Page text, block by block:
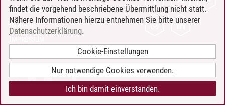
LEUPHANA ALS ARBEITGEBER
INTRANET
BARRIEREFREIHEIT
COOKIE-EINSTELLUNGEN
findet die vorgehend beschriebene Übermittlung nicht statt.
Nähere Informationen hierzu entnehmen Sie bitte unserer
Datenschutzerklärung.
Cookie-Einstellungen
Nur notwendige Cookies verwenden.
Ich bin damit einverstanden.